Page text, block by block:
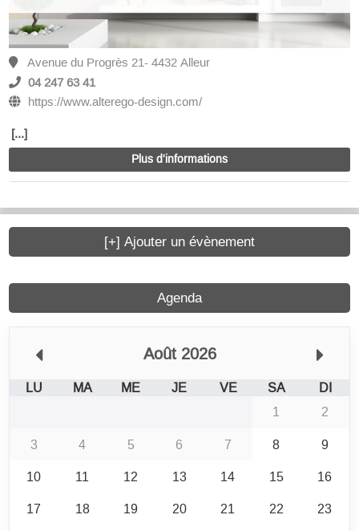
Avenue du Progrès 21- 4432 Alleur
04 247 63 41
https://www.alterego-design.com/
[...]
Plus d'informations
Agenda
Août 2026
LU MA ME JE VE SA
DI
1
2
3
4 5 6 7 8
9
10
11 12 13 14 15
16
17
18 19 20 21 22
23
[+] Ajouter un évènement